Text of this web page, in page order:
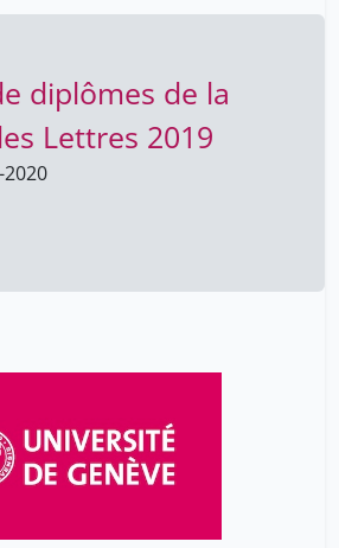
diplômes de la
Lettres 2019